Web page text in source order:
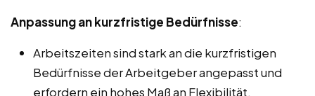
Anpassung an kurzfristige Bedürfnisse:
Arbeitszeiten sind stark an die kurzfristigen
Bedürfnisse der Arbeitgeber angepasst und
erfordern ein hohes Maß an Flexibilität.